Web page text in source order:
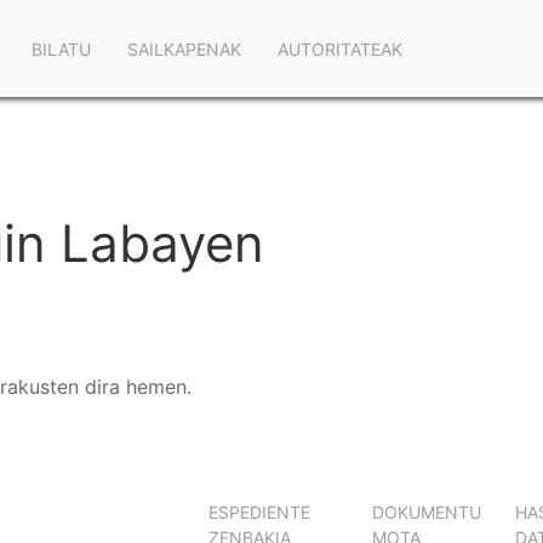
BILATU SAILKAPENAK AUTORITATEAK
Labayen
dira hemen.
ESPEDIENTE
ZENBAKIA
DOKUMENTU
MOTA